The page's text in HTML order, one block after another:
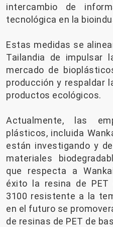
intercambio de
tecnológica en la
Estas medidas se
Tailandia de impulsar
mercado de
producción y respaldar
productos ecológicos.
Actualmente, las
plásticos, incluida
están investigando y
materiales
que respecta a
éxito la resina de PET
3100 resistente a la
en el futuro se
de resinas de PET de